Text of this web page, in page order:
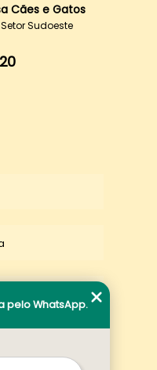
Cães e Gatos
Setor Sudoeste
pelo WhatsApp.